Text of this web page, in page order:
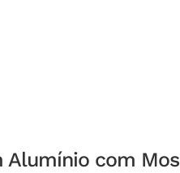
Alumínio com